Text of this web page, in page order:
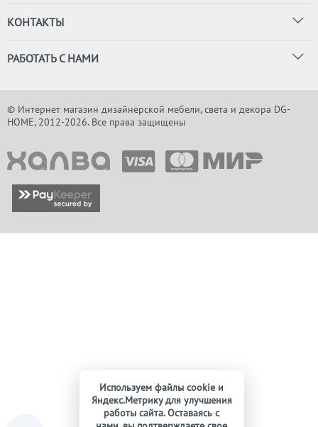
КОНТАКТЫ
РАБОТАТЬ С НАМИ
© Интернет магазин дизайнерской мебели, света и декора DG-
HOME, 2012-2026. Все права защищены
Используем файлы cookie и
Яндекс.Метрику для улучшения
работы сайта. Оставаясь с